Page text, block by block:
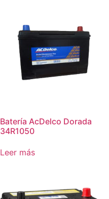
Batería AcDelco Dorada
34R1050
Leer más